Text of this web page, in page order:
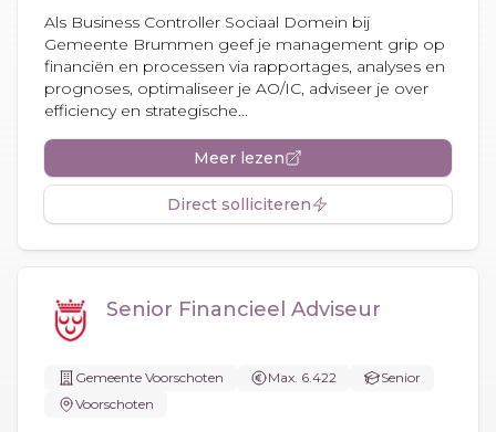
Als Business Controller Sociaal Domein bij
Gemeente Brummen geef je management grip op
financiën en processen via rapportages, analyses en
prognoses, optimaliseer je AO/IC, adviseer je over
efficiency en strategische...
Meer lezen
Direct solliciteren
Senior Financieel Adviseur
Gemeente Voorschoten Max. 6.422
Senior
Voorschoten